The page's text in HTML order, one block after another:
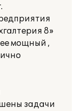
8»
мощный ,
задачи